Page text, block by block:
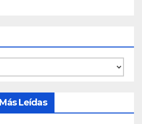
Leídas